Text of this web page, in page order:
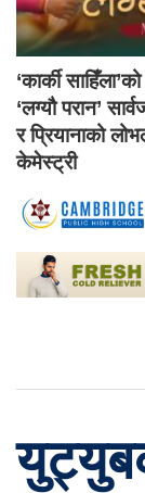
‘कार्की
‘लग्यौ परान’
र प्रियानाको
केमेस्ट्री